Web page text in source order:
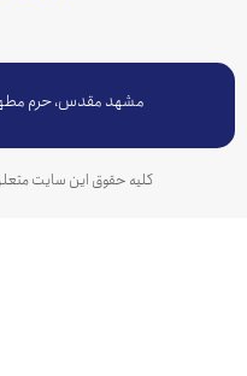
مشهد مقدس، حرم مطهر رضوی،
کلیه حقوق این سایت متعلق به